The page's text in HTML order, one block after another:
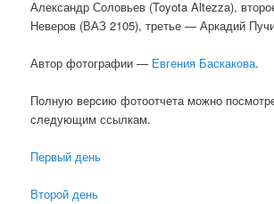
Александр Соловьев (Toyota Altezza),
Неверов (ВАЗ 2105), третье — Аркадий
Автор фотографии — Евгения Баскакова.
Полную версию фотоотчета можно
следующим ссылкам.
Первый день
Второй день